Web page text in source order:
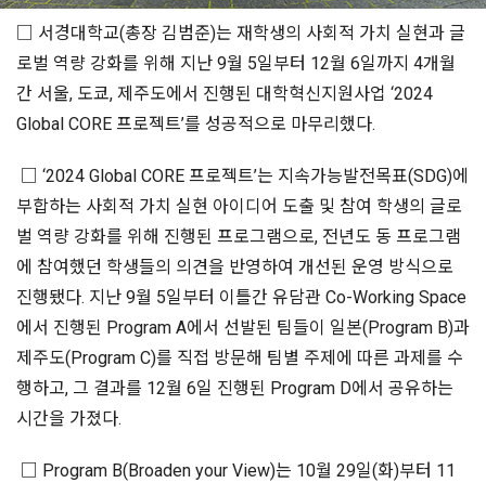
□ 서경대학교(총장 김범준)는 재학생의 사회적 가치 실현과 글
로벌 역량 강화를 위해 지난 9월 5일부터 12월 6일까지 4개월
간 서울, 도쿄, 제주도에서 진행된 대학혁신지원사업 ‘2024
Global CORE 프로젝트’를 성공적으로 마무리했다.
□ ‘2024 Global CORE 프로젝트’는 지속가능발전목표(SDG)에
부합하는 사회적 가치 실현 아이디어 도출 및 참여 학생의 글로
벌 역량 강화를 위해 진행된 프로그램으로, 전년도 동 프로그램
에 참여했던 학생들의 의견을 반영하여 개선된 운영 방식으로
진행됐다. 지난 9월 5일부터 이틀간 유담관 Co-Working Space
에서 진행된 Program A에서 선발된 팀들이 일본(Program B)과
제주도(Program C)를 직접 방문해 팀별 주제에 따른 과제를 수
행하고, 그 결과를 12월 6일 진행된 Program D에서 공유하는
시간을 가졌다.
□ Program B(Broaden your View)는 10월 29일(화)부터 11